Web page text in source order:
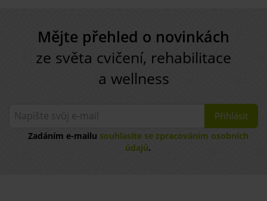
Mějte přehled o novinkách
ze světa cvičení, rehabilitace
a wellness
Přihlásit
Zadáním e-mailu souhlasíte se zpracováním osobních
údajů.